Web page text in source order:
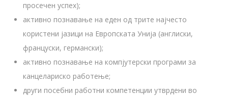
просечен успех);
активно познавање на еден од трите најчесто
користени јазици на Европската Унија (англиски,
француски, германски);
активно познавање на компјутерски програми за
канцелариско работење;
други посебни работни компетенции утврдени во